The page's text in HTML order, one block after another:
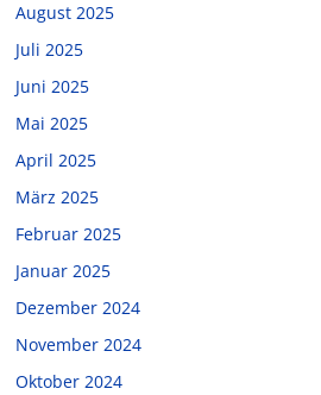
August 2025
Juli 2025
Juni 2025
Mai 2025
April 2025
März 2025
Februar 2025
Januar 2025
Dezember 2024
November 2024
Oktober 2024